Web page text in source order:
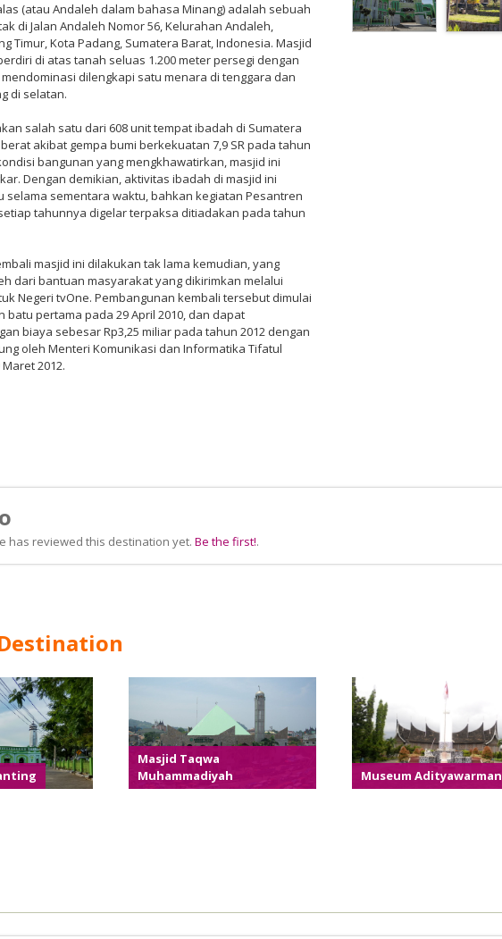
(atau Andaleh dalam bahasa Minang) adalah sebuah
di Jalan Andaleh Nomor 56, Kelurahan Andaleh,
Timur, Kota Padang, Sumatera Barat, Indonesia. Masjid
di atas tanah seluas 1.200 meter persegi dengan
dilengkapi satu menara di tenggara dan
di selatan.
salah satu dari 608 unit tempat ibadah di Sumatera
akibat gempa bumi berkekuatan 7,9 SR pada tahun
bangunan yang mengkhawatirkan, masjid ini
Dengan demikian, aktivitas ibadah di masjid ini
selama sementara waktu, bahkan kegiatan Pesantren
tahunnya digelar terpaksa ditiadakan pada tahun
masjid ini dilakukan tak lama kemudian, yang
dari bantuan masyarakat yang dikirimkan melalui
Negeri tvOne. Pembangunan kembali tersebut dimulai
batu pertama pada 29 April 2010, dan dapat
biaya sebesar Rp3,25 miliar pada tahun 2012 dengan
oleh Menteri Komunikasi dan Informatika Tifatul
2012.
has reviewed this destination yet. Be the first!.
Masjid Taqwa
Muhammadiyah
Museum Adityawarman